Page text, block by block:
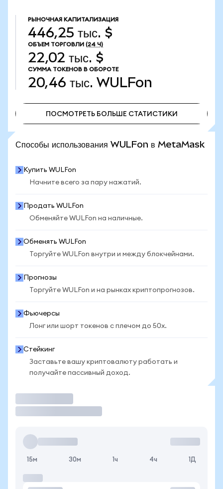
РЫНОЧНАЯ КАПИТАЛИЗАЦИЯ
446,25 тыс. $
ОБЪЕМ ТОРГОВЛИ (24 Ч)
22,02 тыс. $
СУММА ТОКЕНОВ В ОБОРОТЕ
20,46 тыс. WULFon
ПОСМОТРЕТЬ БОЛЬШЕ СТАТИСТИКИ
Способы использования WULFon в MetaMask
Купить WULFon
Начните всего за пару нажатий.
Продать WULFon
Обменяйте WULFon на наличные.
Обменять WULFon
Торгуйте WULFon внутри и между блокчейнами.
Прогнозы
Торгуйте WULFon и на рынках криптопрогнозов.
Фьючерсы
Лонг или шорт токенов с плечом до 50x.
Стейкинг
Заставьте вашу криптовалюту работать и
получайте пассивный доход.
15м 30м 1ч 4ч 1Д